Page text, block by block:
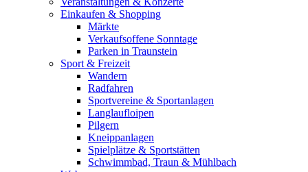
Einkaufen & Shopping
Märkte
Verkaufsoffene Sonntage
Parken in Traunstein
Sport & Freizeit
Wandern
Radfahren
Sportvereine & Sportanlagen
Langlaufloipen
Pilgern
Kneippanlagen
Spielplätze & Sportstätten
Schwimmbad, Traun & Mühlbach